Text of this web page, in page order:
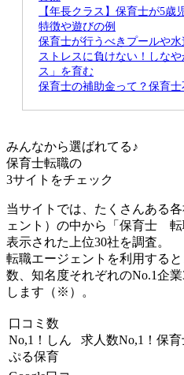
【年長クラス】保育士が5歳
特徴や遊びの例
保育士が行うべきプールや
ストレスに負けない！しな
ス」を育む
保育士の補助金って？保育
みんなから選ばれてる♪
保育士転職の
3サイト をチェック
当サイトでは、たくさんある
ェント）の中から「保育士 転
表示された上位30社を調査。
転職エージェントを利用する
数、知名度それぞれのNo.1企
します（※）。
口コミ数
No,1！ しん
ぷる保育
求人数No,1！ 保育